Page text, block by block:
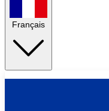
Français